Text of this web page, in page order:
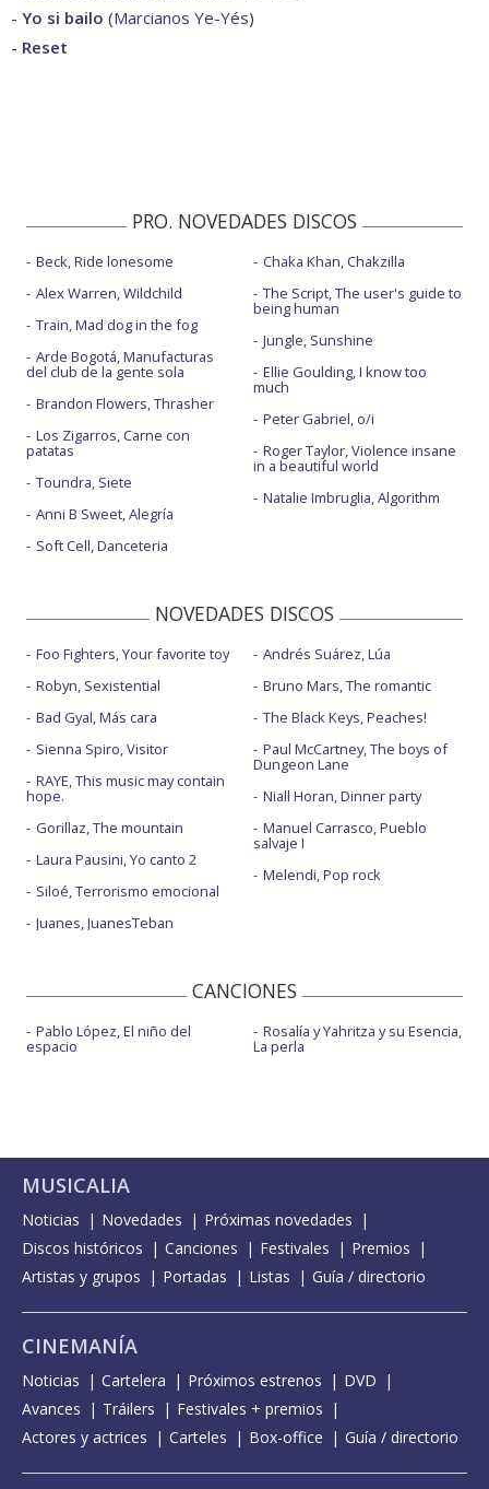
- Yo si bailo (Marcianos Ye-Yés)
- Reset
PRO. NOVEDADES DISCOS
Beck, Ride lonesome
Alex Warren, Wildchild
Train, Mad dog in the fog
Arde Bogotá, Manufacturas
del club de la gente sola
Brandon Flowers, Thrasher
Los Zigarros, Carne con
patatas
Toundra, Siete
Anni B Sweet, Alegría
Soft Cell, Danceteria
Chaka Khan, Chakzilla
The Script, The user's guide to
being human
Jungle, Sunshine
Ellie Goulding, I know too
much
Peter Gabriel, o/i
Roger Taylor, Violence insane
in a beautiful world
Natalie Imbruglia, Algorithm
NOVEDADES DISCOS
Foo Fighters, Your favorite toy
Robyn, Sexistential
Bad Gyal, Más cara
Sienna Spiro, Visitor
RAYE, This music may contain
hope.
Gorillaz, The mountain
Laura Pausini, Yo canto 2
Siloé, Terrorismo emocional
Juanes, JuanesTeban
Andrés Suárez, Lúa
Bruno Mars, The romantic
The Black Keys, Peaches!
Paul McCartney, The boys of
Dungeon Lane
Niall Horan, Dinner party
Manuel Carrasco, Pueblo
salvaje I
Melendi, Pop rock
CANCIONES
Pablo López, El niño del
espacio
Rosalía y Yahritza y su Esencia,
La perla
MUSICALIA
Noticias Novedades
Próximas novedades
Discos históricos
Canciones Festivales
Premios
Artistas y grupos
Portadas Listas Guía / directorio
CINEMANÍA
Noticias Cartelera Próximos estrenos
DVD
Avances
Tráilers
Festivales + premios
Actores y actrices
Carteles Box-office Guía / directorio